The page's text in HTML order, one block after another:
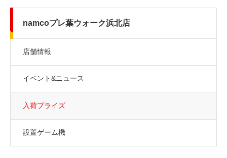
namcoプレ葉ウォーク浜北店
店舗情報
イベント&ニュース
入荷プライズ
設置ゲーム機